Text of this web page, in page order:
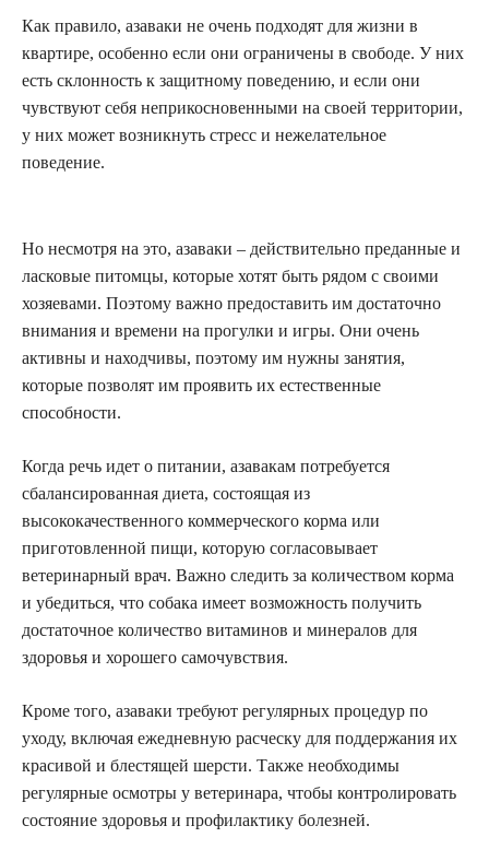
Как правило, азаваки не очень подходят для жизни в
квартире, особенно если они ограничены в свободе. У них
есть склонность к защитному поведению, и если они
чувствуют себя неприкосновенными на своей территории,
у них может возникнуть стресс и нежелательное
поведение.
Но несмотря на это, азаваки – действительно преданные и
ласковые питомцы, которые хотят быть рядом с своими
хозяевами. Поэтому важно предоставить им достаточно
внимания и времени на прогулки и игры. Они очень
активны и находчивы, поэтому им нужны занятия,
которые позволят им проявить их естественные
способности.
Когда речь идет о питании, азавакам потребуется
сбалансированная диета, состоящая из
высококачественного коммерческого корма или
приготовленной пищи, которую согласовывает
ветеринарный врач. Важно следить за количеством корма
и убедиться, что собака имеет возможность получить
достаточное количество витаминов и минералов для
здоровья и хорошего самочувствия.
Кроме того, азаваки требуют регулярных процедур по
уходу, включая ежедневную расческу для поддержания их
красивой и блестящей шерсти. Также необходимы
регулярные осмотры у ветеринара, чтобы контролировать
состояние здоровья и профилактику болезней.